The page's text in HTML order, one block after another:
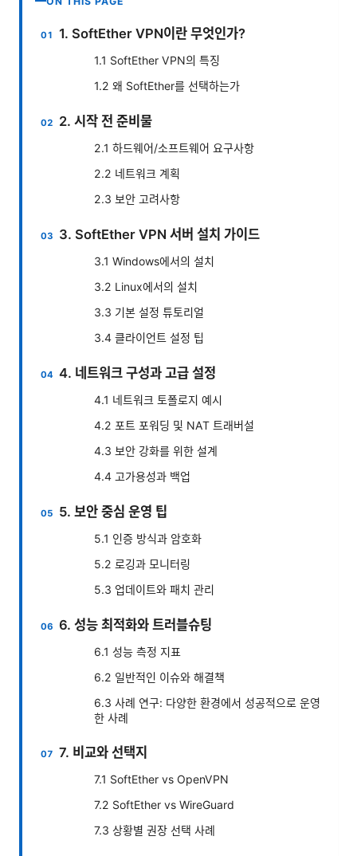
1. SoftEther VPN이란 무엇인가?
1.1 SoftEther VPN의 특징
1.2 왜 SoftEther를 선택하는가
2. 시작 전 준비물
2.1 하드웨어/소프트웨어 요구사항
2.2 네트워크 계획
2.3 보안 고려사항
3. SoftEther VPN 서버 설치 가이드
3.1 Windows에서의 설치
3.2 Linux에서의 설치
3.3 기본 설정 튜토리얼
3.4 클라이언트 설정 팁
4. 네트워크 구성과 고급 설정
4.1 네트워크 토폴로지 예시
4.2 포트 포워딩 및 NAT 트래버설
4.3 보안 강화를 위한 설계
4.4 고가용성과 백업
5. 보안 중심 운영 팁
5.1 인증 방식과 암호화
5.2 로깅과 모니터링
5.3 업데이트와 패치 관리
6. 성능 최적화와 트러블슈팅
6.1 성능 측정 지표
6.2 일반적인 이슈와 해결책
6.3 사례 연구: 다양한 환경에서 성공적으로 운영
한 사례
7. 비교와 선택지
7.1 SoftEther vs OpenVPN
7.2 SoftEther vs WireGuard
7.3 상황별 권장 선택 사례